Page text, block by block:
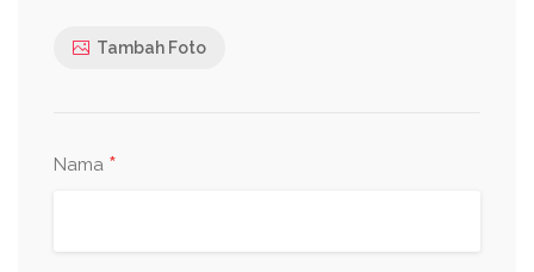
Tambah Foto
Nama *